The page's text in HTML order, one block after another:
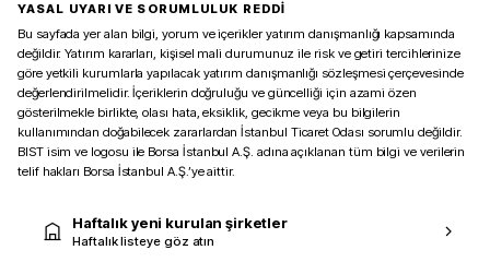
YASAL UYARI VE SORUMLULUK REDDİ
Bu sayfada yer alan bilgi, yorum ve içerikler yatırım danışmanlığı kapsamında
değildir. Yatırım kararları, kişisel mali durumunuz ile risk ve getiri tercihlerinize
göre yetkili kurumlarla yapılacak yatırım danışmanlığı sözleşmesi çerçevesinde
değerlendirilmelidir. İçeriklerin doğruluğu ve güncelliği için azami özen
gösterilmekle birlikte, olası hata, eksiklik, gecikme veya bu bilgilerin
kullanımından doğabilecek zararlardan İstanbul Ticaret Odası sorumlu değildir.
BIST isim ve logosu ile Borsa İstanbul A.Ş. adına açıklanan tüm bilgi ve verilerin
telif hakları Borsa İstanbul A.Ş.’ye aittir.
Haftalık yeni kurulan şirketler
Haftalık listeye göz atın